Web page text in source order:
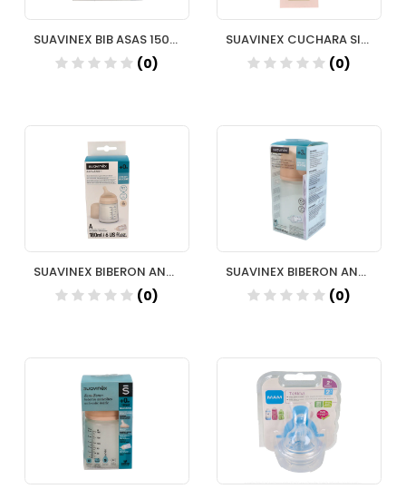
SUAVINEX BIB ASAS 150ML TET SILIC+6M
(0)
SUAVINEX CUCHARA SILICONA +4M
(0)
SUAVINEX BIBERON ANTICOLICO TETINA LACTANCIA SILICONA MIX 180 ML
(0)
SUAVINEX BIBERON ANTICOLICO T SILICONA SUAVINEX M 270 ML
(0)